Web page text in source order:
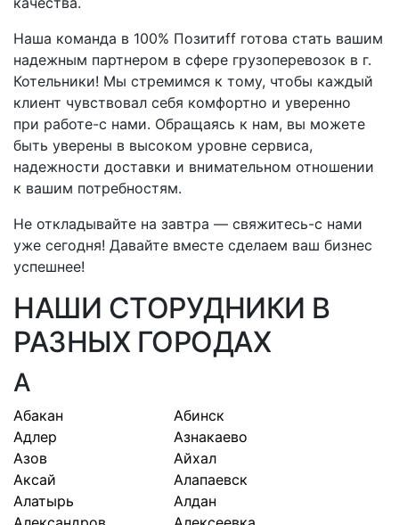
Наша команда в 100% Позитиff готова стать вашим
надежным партнером в сфере грузоперевозок в г.
Котельники! Мы стремимся к тому, чтобы каждый
клиент чувствовал себя комфортно и уверенно
при работе-с нами. Обращаясь к нам, вы можете
быть уверены в высоком уровне сервиса,
надежности доставки и внимательном отношении
к вашим потребностям.
Не откладывайте на завтра — свяжитесь-с нами
уже сегодня! Давайте вместе сделаем ваш бизнес
успешнее!
НАШИ СТОРУДНИКИ В
РАЗНЫХ ГОРОДАХ
А
Абакан
Абинск
Адлер
Азнакаево
Азов
Айхал
Аксай
Алапаевск
Алатырь
Алдан